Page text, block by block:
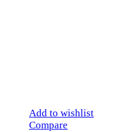
Add to wishlist
Compare